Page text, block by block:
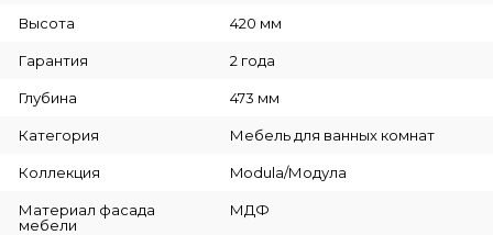
Высота 420 мм
Гарантия 2 года
Глубина 473 мм
Категория Мебель для ванных комнат
Коллекция Modula/Модула
Материал фасада
мебели
МДФ